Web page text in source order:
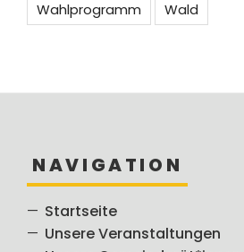
Wahlprogramm
Wald
NAVIGATION
Startseite
Unsere Veranstaltungen